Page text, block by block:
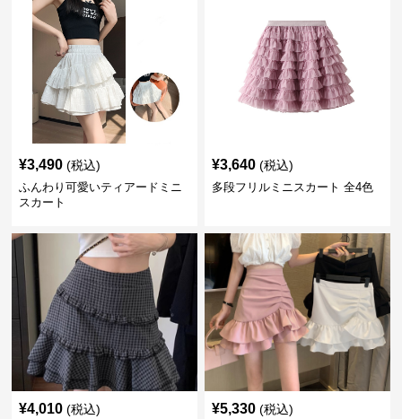
¥3,490 (税込)
ふんわり可愛いティアードミニ
スカート
¥3,640 (税込)
多段フリルミニスカート 全4色
¥4,010 (税込) ¥5,330 (税込)